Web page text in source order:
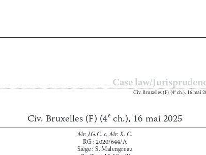
  
 


 
Case law/Jurisprudence
Civ
Civ. Bruxelles (F) (4e ch.), 16 mai 2025